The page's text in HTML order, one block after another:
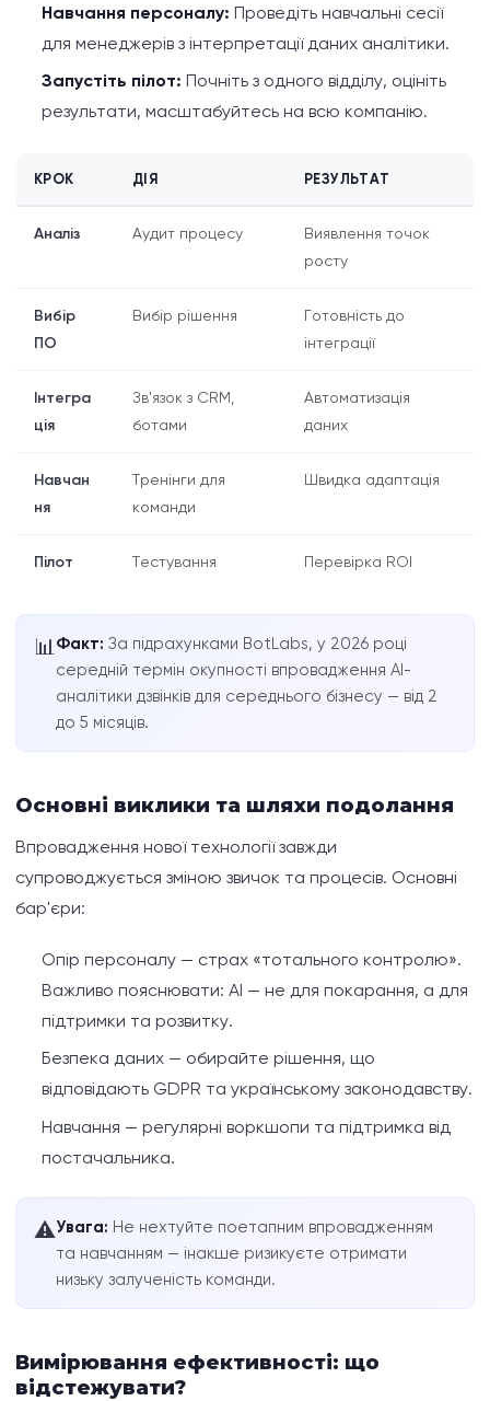
Навчання персоналу: Проведіть навчальні сесії
для менеджерів з інтерпретації даних аналітики.
Запустіть пілот: Почніть з одного відділу, оцініть
результати, масштабуйтесь на всю компанію.
КРОК ДІЯ РЕЗУЛЬТАТ
Аналіз Аудит процесу
Виявлення точок
росту
Вибір
ПО
Вибір рішення
Готовність до
інтеграції
Інтегра
ція
Зв'язок з CRM,
ботами
Автоматизація
даних
Навчан
ня
Тренінги для
команди
Швидка адаптація
Пілот Тестування Перевірка ROI
📊Факт: За підрахунками BotLabs, у 2026 році
середній термін окупності впровадження AI-
аналітики дзвінків для середнього бізнесу — від 2
до 5 місяців.
Основні виклики та шляхи подолання
Впровадження нової технології завжди
супроводжується зміною звичок та процесів. Основні
бар'єри:
Опір персоналу — страх «тотального контролю».
Важливо пояснювати: AI — не для покарання, а для
підтримки та розвитку.
Безпека даних — обирайте рішення, що
відповідають GDPR та українському законодавству.
Навчання — регулярні воркшопи та підтримка від
постачальника.
⚠️Увага: Не нехтуйте поетапним впровадженням
та навчанням — інакше ризикуєте отримати
низьку залученість команди.
Вимірювання ефективності: що
відстежувати?